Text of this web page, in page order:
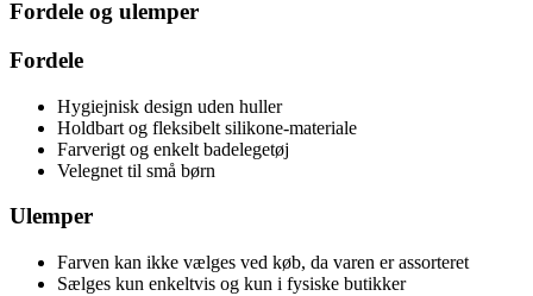
Fordele og ulemper
Fordele
Hygiejnisk design uden huller
Holdbart og fleksibelt silikone-materiale
Farverigt og enkelt badelegetøj
Velegnet til små børn
Ulemper
Farven kan ikke vælges ved køb, da varen er assorteret
Sælges kun enkeltvis og kun i fysiske butikker